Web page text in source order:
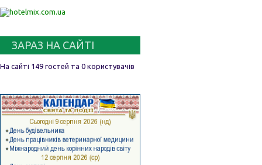
ЗАРАЗ НА САЙТІ
На сайті 149 гостей та 0 користувачів